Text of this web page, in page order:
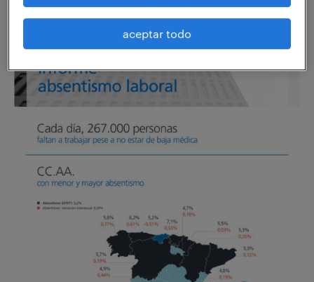
aceptar todo